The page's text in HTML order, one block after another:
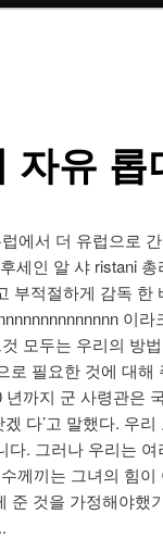
자유 롭
에서 더 유럽으로
세인 알 샤 ristani
부적절하게 감독 한
이라
모두는 우리의 방
로 필요한 것에 대해
까지 군 사령관은
다’고 말했다. 우리
. 그러나 우리는 여
께끼는 그녀의 힘이
준 것을 가정해야했